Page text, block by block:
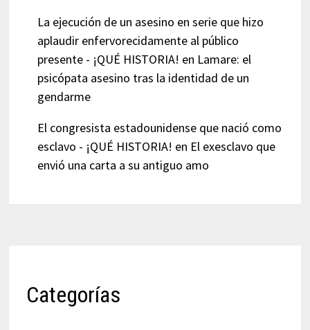
La ejecución de un asesino en serie que hizo
aplaudir enfervorecidamente al público
presente - ¡QUÉ HISTORIA! en Lamare: el
psicópata asesino tras la identidad de un
gendarme
El congresista estadounidense que nació como
esclavo - ¡QUÉ HISTORIA! en El exesclavo que
envió una carta a su antiguo amo
Categorías